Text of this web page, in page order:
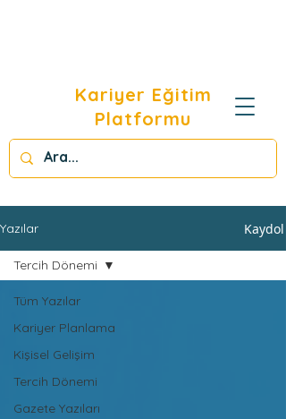
Kariyer Eğitim
Platformu
Yazılar Kaydol
Tüm Yazılar
Kariyer Planlama
Kişisel Gelişim
Tercih Dönemi
Gazete Yazıları
Tercih Dönemi